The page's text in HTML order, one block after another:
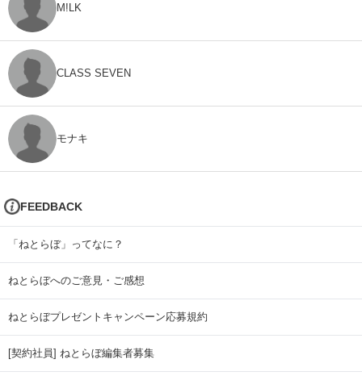
M!LK
CLASS SEVEN
モナキ
FEEDBACK
「ねとらぼ」ってなに？
ねとらぼへのご意見・ご感想
ねとらぼプレゼントキャンペーン応募規約
[契約社員] ねとらぼ編集者募集